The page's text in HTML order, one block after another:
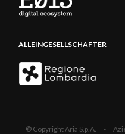
ALLEINGESELLSCHAFTER
© Copyright Aria S.p.A. -